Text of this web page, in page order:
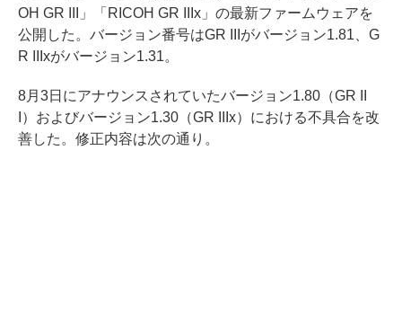
OH GR III」「RICOH GR IIIx」の最新ファームウェアを
公開した。バージョン番号はGR IIIがバージョン1.81、G
R IIIxがバージョン1.31。
8月3日にアナウンスされていたバージョン1.80（GR II
I）およびバージョン1.30（GR IIIx）における不具合を改
善した。修正内容は次の通り。